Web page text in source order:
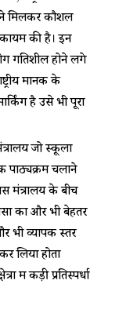
मिलकर कौशल
की है। इन
गतिशील होने लगे
मानक के
है उसे भी पूरा
जो स्कूलों
पाठ्यक्रम चलाने
मंत्रालय के बीच
का और भी बेहतर
भी व्यापक स्तर
लिया होता
में कड़ी प्रतिस्पर्धा